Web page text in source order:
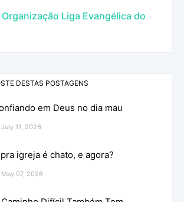
Organização Liga Evangélica do
DESTAS POSTAGENS
em Deus no dia mau
July 11, 2026
igreja é chato, e agora?
May 07, 2026